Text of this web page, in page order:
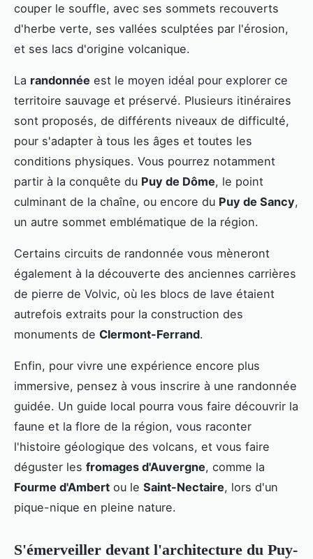
couper le souffle, avec ses sommets recouverts
d'herbe verte, ses vallées sculptées par l'érosion,
et ses lacs d'origine volcanique.
La randonnée est le moyen idéal pour explorer ce
territoire sauvage et préservé. Plusieurs itinéraires
sont proposés, de différents niveaux de difficulté,
pour s'adapter à tous les âges et toutes les
conditions physiques. Vous pourrez notamment
partir à la conquête du Puy de Dôme, le point
culminant de la chaîne, ou encore du Puy de Sancy,
un autre sommet emblématique de la région.
Certains circuits de randonnée vous mèneront
également à la découverte des anciennes carrières
de pierre de Volvic, où les blocs de lave étaient
autrefois extraits pour la construction des
monuments de Clermont-Ferrand.
Enfin, pour vivre une expérience encore plus
immersive, pensez à vous inscrire à une randonnée
guidée. Un guide local pourra vous faire découvrir la
faune et la flore de la région, vous raconter
l'histoire géologique des volcans, et vous faire
déguster les fromages d'Auvergne, comme la
Fourme d'Ambert ou le Saint-Nectaire, lors d'un
pique-nique en pleine nature.
S'émerveiller devant l'architecture du Puy-